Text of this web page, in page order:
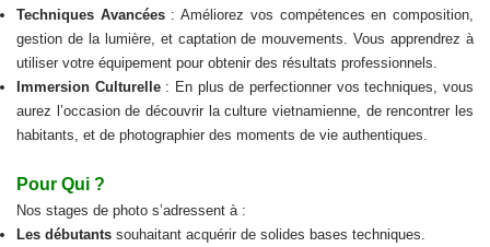
Techniques Avancées: Améliorez vos compétences en composition,
gestion de la lumière, et captation de mouvements. Vous apprendrez à
utiliser votre équipement pour obtenir des résultats professionnels.
Immersion Culturelle: En plus de perfectionner vos techniques, vous
aurez l’occasion de découvrir la culture vietnamienne, de rencontrer les
habitants, et de photographier des moments de vie authentiques.
Pour Qui ?
Nos stages de photo s’adressent à :
Les débutants souhaitant acquérir de solides bases techniques.